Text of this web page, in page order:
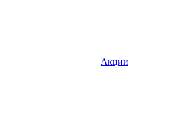
Акции